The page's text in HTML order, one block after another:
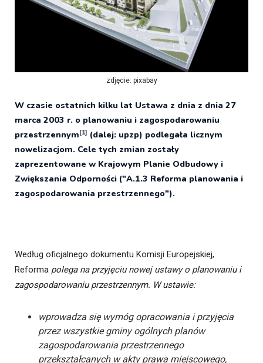
zdjęcie: pixabay
W czasie ostatnich kilku lat Ustawa z dnia z dnia 27
marca 2003 r. o planowaniu i zagospodarowaniu
przestrzennym[1] (dalej: upzp) podlegała licznym
nowelizacjom. Cele tych zmian zostały
zaprezentowane w Krajowym Planie Odbudowy i
Zwiększania Odporności ("A.1.3 Reforma planowania i
zagospodarowania przestrzennego").
Według oficjalnego dokumentu Komisji Europejskiej,
Reforma polega na przyjęciu nowej ustawy o planowaniu i
zagospodarowaniu przestrzennym. W ustawie:
wprowadza się wymóg opracowania i przyjęcia
przez wszystkie gminy ogólnych planów
zagospodarowania przestrzennego
przekształcanych w akty prawa miejscowego,